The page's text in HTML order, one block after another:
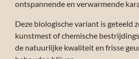
ontspannende en verwarmende
Deze biologische variant is geteeld
kunstmest of chemische
de natuurlijke kwaliteit en frisse